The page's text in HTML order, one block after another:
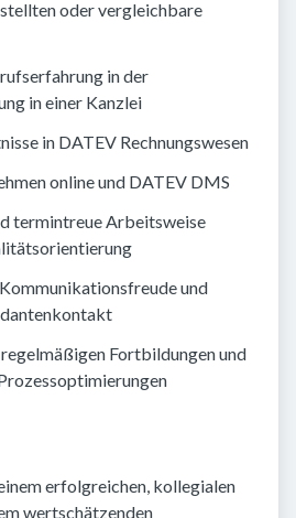
oder vergleichbare
in der
in einer Kanzlei
in DATEV Rechnungswesen
online und DATEV DMS
termintreue Arbeitsweise
und
Fortbildungen und
erfolgreichen, kollegialen
wertschätzenden